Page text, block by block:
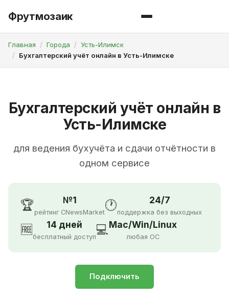
Фрутмозаик
Главная Города
Усть-Илимск
Бухгалтерский учёт онлайн в Усть-Илимске
Бухгалтерский учёт онлайн в
Усть-Илимске
для ведения бухучёта и сдачи отчётности в
одном сервисе
🏆 №1
рейтинг CNewsMarket🕐 24/7
поддержка без выходных
🆓 14 дней
бесплатный доступ💻Mac/Win/Linux
любая ОС
Подключить